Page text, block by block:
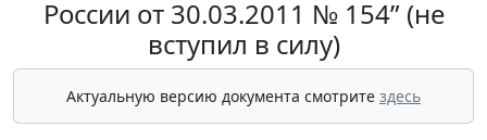
России от 30.03.2011 № 154” (не
вступил в силу)
Актуальную версию документа смотрите здесь